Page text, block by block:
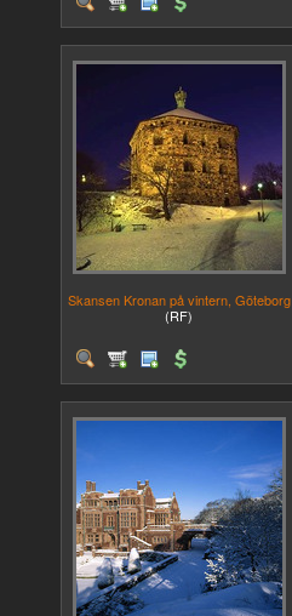
Skansen Kronan på vintern, Göteborg
(RF)